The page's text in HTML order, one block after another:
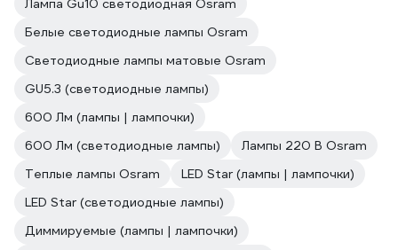
Лампа Gu10 светодиодная Osram
Белые светодиодные лампы Osram
Светодиодные лампы матовые Osram
GU5.3 (светодиодные лампы)
600 Лм (лампы | лампочки)
600 Лм (светодиодные лампы)
Лампы 220 В Osram
Теплые лампы Osram
LED Star (лампы | лампочки)
LED Star (светодиодные лампы)
Диммируемые (лампы | лампочки)